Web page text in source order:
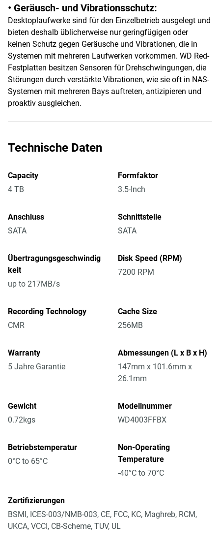
• Geräusch- und Vibrationsschutz:
Desktoplaufwerke sind für den Einzelbetrieb ausgelegt und
bieten deshalb üblicherweise nur geringfügigen oder
keinen Schutz gegen Geräusche und Vibrationen, die in
Systemen mit mehreren Laufwerken vorkommen. WD Red-
Festplatten besitzen Sensoren für Drehschwingungen, die
Störungen durch verstärkte Vibrationen, wie sie oft in NAS-
Systemen mit mehreren Bays auftreten, antizipieren und
proaktiv ausgleichen.
Technische Daten
Capacity
4 TB
Formfaktor
3.5-Inch
Anschluss
SATA
Schnittstelle
SATA
Übertragungsgeschwindig
keit
up to 217MB/s
Disk Speed (RPM)
7200 RPM
Recording Technology
CMR
Cache Size
256MB
Warranty
5 Jahre Garantie
Abmessungen (L x B x H)
147mm x 101.6mm x
26.1mm
Gewicht
0.72kgs
Modellnummer
WD4003FFBX
Betriebstemperatur
0°C to 65°C
Non-Operating
Temperature
-40°C to 70°C
Zertifizierungen
BSMI, ICES-003/NMB-003, CE, FCC, KC, Maghreb, RCM,
UKCA, VCCI, CB-Scheme, TUV, UL